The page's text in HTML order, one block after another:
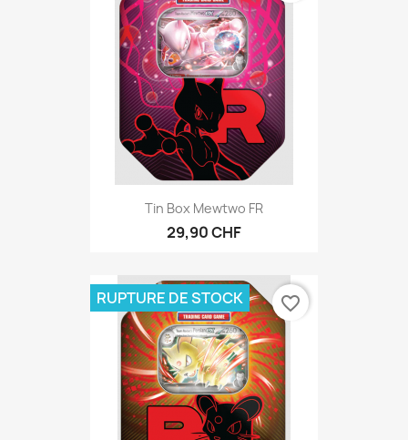
Tin Box Mewtwo FR
29,90 CHF
RUPTURE DE STOCK favorite_border